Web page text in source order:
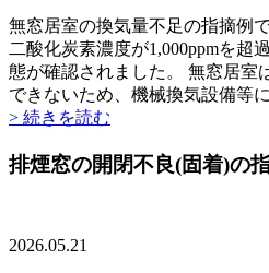
無窓居室の換気量不足の指摘例
二酸化炭素濃度が1,000ppmを超
態が確認されました。 無窓居室
できないため、機械換気設備等
> 続きを読む
排煙窓の開閉不良(固着)の
2026.05.21